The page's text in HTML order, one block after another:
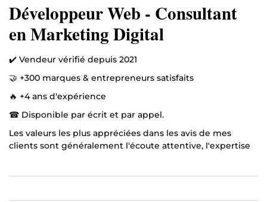
Développeur Web - Consultant
en Marketing Digital
✔️ Vendeur vérifié depuis 2021
🤝 +300 marques & entrepreneurs satisfaits
🔥 +4 ans d'expérience
☎ Disponible par écrit et par appel.
Les valeurs les plus appréciées dans les avis de mes
clients sont généralement l'écoute attentive, l'expertise
Bonjour et bienvenue sur mon profil !